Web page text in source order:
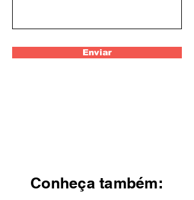
Enviar
Conheça também: